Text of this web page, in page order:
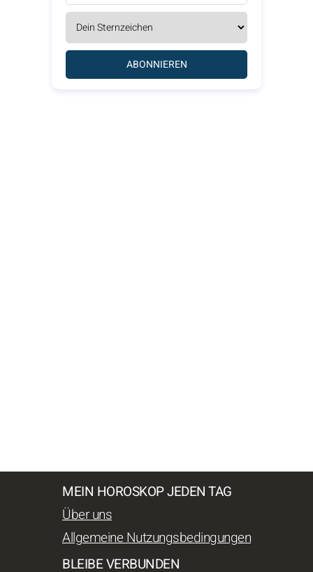
ABONNIEREN
MEIN HOROSKOP JEDEN TAG
Über uns
Allgemeine Nutzungsbedingungen
BLEIBE VERBUNDEN